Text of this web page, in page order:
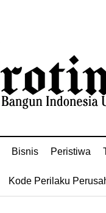
Bisnis Peristiwa
Kode Perilaku